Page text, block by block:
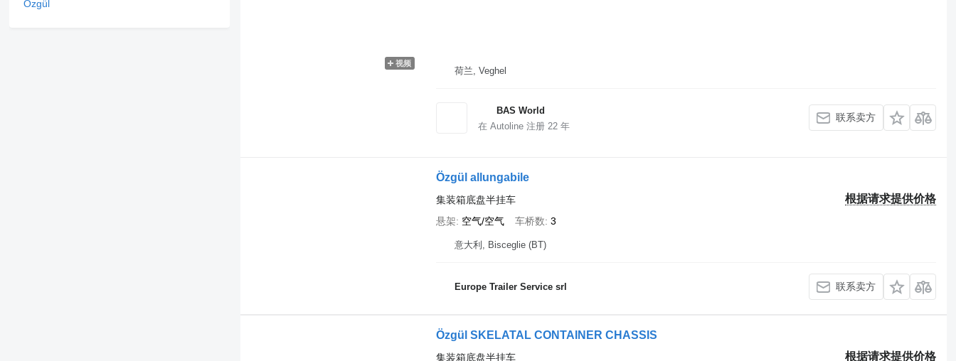
视频
荷兰, Veghel
BAS World
在 Autoline 注册 22年
联系卖方
Özgül allungabile
根据请求提供价格
集装箱底盘半挂车
悬架
空气/空气 车桥数 3
意大利, Bisceglie (BT)
Europe Trailer Service srl 联系卖方
Özgül SKELATAL CONTAINER CHASSIS
根据请求提供价格
集装箱底盘半挂车